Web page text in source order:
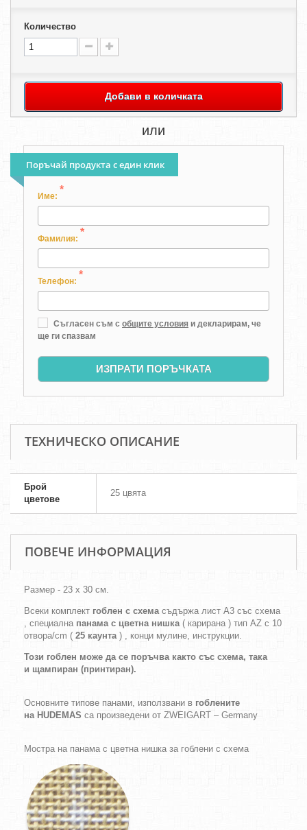
Количество
Добави в количката
или
Поръчай продукта с един клик
Име:
*
Фамилия:
*
Телефон:
*
Съгласен съм с общите условия и декларирам, че
ще ги спазвам
ИЗПРАТИ ПОРЪЧКАТА
ТЕХНИЧЕСКО ОПИСАНИЕ
Брой
цветове
25 цвята
ПОВЕЧЕ ИНФОРМАЦИЯ
Размер - 23 х 30 см.
Всеки комплект гоблен с схемасъдържа лист А3 със схема
, специална панама с цветна нишка( карирана ) тип AZ с 10
отвора/cm ( 25 каунта) , конци мулине, инструкции.
Този гоблен може да се поръчва както със схема, така
и щампиран (принтиран).
Основните типове панами, използвани в гоблените
на HUDEMAS са произведени от ZWEIGART – Germany
Мостра на панама с цветна нишка за гоблени с схема